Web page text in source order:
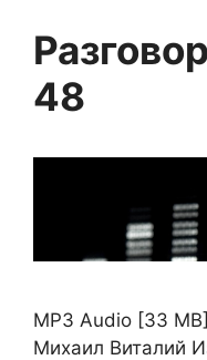
48
MP3 Audio [33
Михаил Виталий